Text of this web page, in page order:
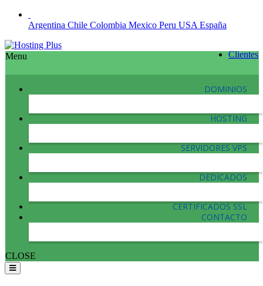
Argentina Chile Colombia Mexico Peru USA España
Clientes
Menu
DOMINIOS
HOSTING
SERVIDORES VPS
DEDICADOS
CERTIFICADOS SSL
CONTACTO
CLOSE